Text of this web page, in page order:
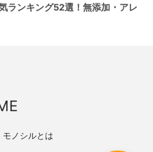
ランキング52選！無添加・アレ
モノシルとは